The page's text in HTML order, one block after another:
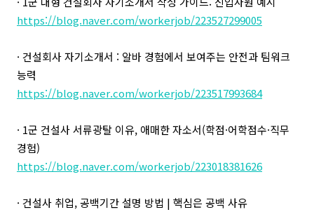
https://blog.naver.com/workerjob/223527299005
· 건설회사 자기소개서 : 알바 경험에서 보여주는 안전과 팀워크
능력
https://blog.naver.com/workerjob/223517993684
· 1군 건설사 서류광탈 이유, 애매한 자소서(학점·어학점수·직무
경험)
https://blog.naver.com/workerjob/223018381626
· 건설사 취업, 공백기간 설명 방법 | 핵심은 공백 사유